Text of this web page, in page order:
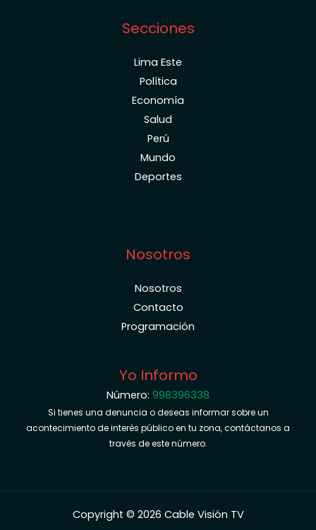
Secciones
Lima Este
Política
Economía
Salud
Perú
Mundo
Deportes
Nosotros
Nosotros
Contacto
Programación
Yo Informo
Número: 998396338
Si tienes una denuncia o deseas informar sobre un
acontecimiento de interés público en tu zona, contáctanos a
través de este número.
Copyright © 2026 Cable Visión TV